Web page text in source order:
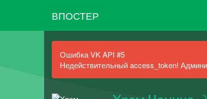
ВПОСТЕР
Ошибка VK API #5
Недействительный access_token!